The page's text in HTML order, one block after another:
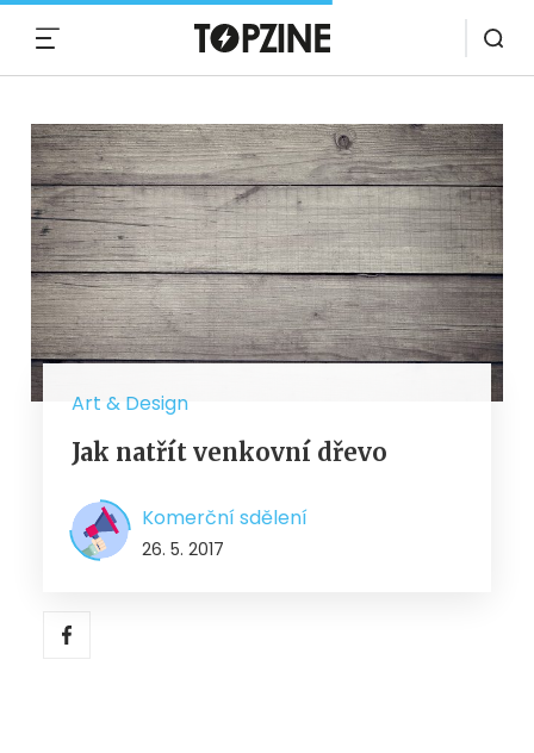
Art & Design
Jak natřít venkovní dřevo
Komerční sdělení
26. 5. 2017